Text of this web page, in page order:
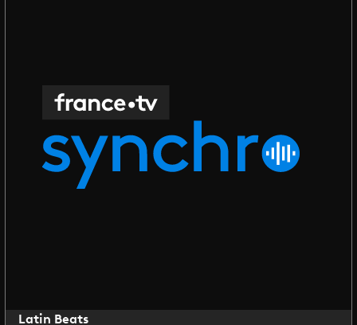
Latin Beats